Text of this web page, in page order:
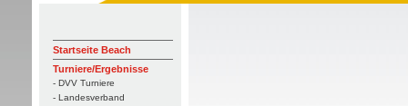
Startseite Beach
Turniere/Ergebnisse
- DVV Turniere
- Landesverband